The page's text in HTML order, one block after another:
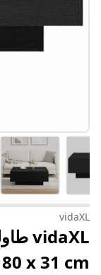
vidaXL
80 x 31 cm